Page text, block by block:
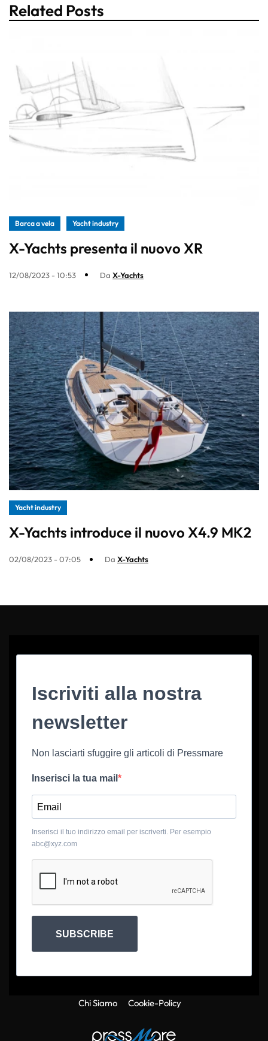
Related Posts
Barca a vela Yacht industry
X-Yachts presenta il nuovo XR
12/08/2023 - 10:53 Da X-Yachts
Yacht industry
X-Yachts introduce il nuovo X4.9 MK2
02/08/2023 - 07:05 Da X-Yachts
Iscriviti alla nostra
newsletter
Non lasciarti sfuggire gli articoli di Pressmare
Inserisci la tua mail
Inserisci il tuo indirizzo email per iscriverti. Per esempio
abc@xyz.com
SUBSCRIBE
Chi Siamo Cookie-Policy